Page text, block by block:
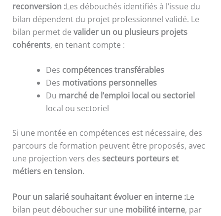
reconversion :Les débouchés identifiés à l’issue du
bilan dépendent du projet professionnel validé. Le
bilan permet de valider un ou plusieurs projets
cohérents, en tenant compte :
Des compétences transférables
Des motivations personnelles
Du marché de l’emploi local ou sectoriel
local ou sectoriel
Si une montée en compétences est nécessaire, des
parcours de formation peuvent être proposés, avec
une projection vers des secteurs porteurs et
métiers en tension.
Pour un salarié souhaitant évoluer en interne :Le
bilan peut déboucher sur une mobilité interne, par